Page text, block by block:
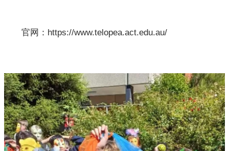
官网：https://www.telopea.act.edu.au/